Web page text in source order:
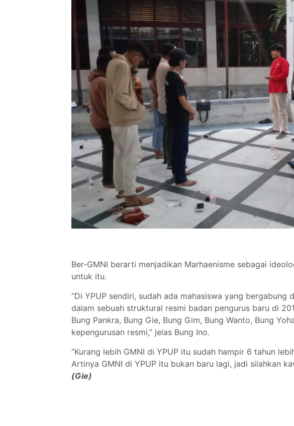
Ber-GMNI berarti menjadikan Marhaenisme sebagai
untuk itu.
“Di YPUP sendiri, sudah ada mahasiswa yang bergabung
dalam sebuah struktural resmi badan pengurus baru di
Bung Pankra, Bung Gie, Bung Gim, Bung Wanto, Bung
kepengurusan resmi,” jelas Bung Ino.
“Kurang lebih GMNI di YPUP itu sudah hampir 6 tahun
Artinya GMNI di YPUP itu bukan baru lagi, jadi silahkan
(Gie)